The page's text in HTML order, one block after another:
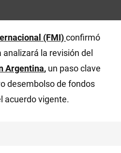
(FMI)confirmó
la revisión del
Argentina, un paso clave
desembolso de fondos
acuerdo vigente.